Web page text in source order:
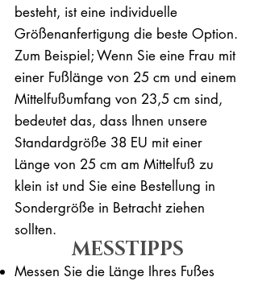
besteht, ist eine individuelle
Größenanfertigung die beste Option.
Zum Beispiel; Wenn Sie eine Frau mit
einer Fußlänge von 25 cm und einem
Mittelfußumfang von 23,5 cm sind,
bedeutet das, dass Ihnen unsere
Standardgröße 38 EU mit einer
Länge von 25 cm am Mittelfuß zu
klein ist und Sie eine Bestellung in
Sondergröße in Betracht ziehen
sollten.
MESSTIPPS
Messen Sie die Länge Ihres Fußes